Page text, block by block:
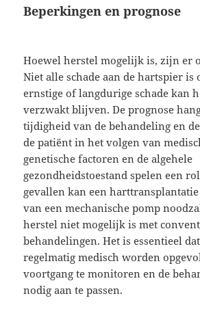
Beperkingen en prognose
Hoewel herstel mogelijk is, zijn er
Niet alle schade aan de hartspier is
ernstige of langdurige schade kan
verzwakt blijven. De prognose
tijdigheid van de behandeling en
de patiënt in het volgen van
genetische factoren en de algehele
gezondheidstoestand spelen een
gevallen kan een
van een mechanische pomp
herstel niet mogelijk is met
behandelingen. Het is essentieel
regelmatig medisch worden
voortgang te monitoren en de
nodig aan te passen.